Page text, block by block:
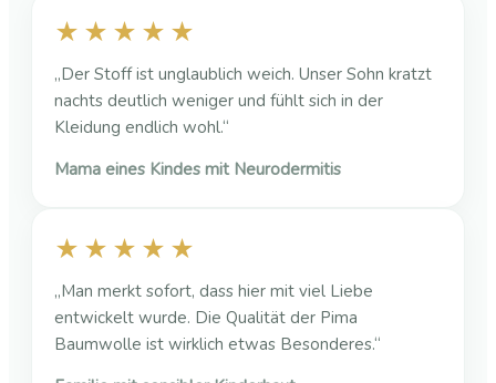
★★★★★
„Der Stoff ist unglaublich weich. Unser Sohn kratzt
nachts deutlich weniger und fühlt sich in der
Kleidung endlich wohl.“
Mama eines Kindes mit Neurodermitis
★★★★★
„Man merkt sofort, dass hier mit viel Liebe
entwickelt wurde. Die Qualität der Pima
Baumwolle ist wirklich etwas Besonderes.“